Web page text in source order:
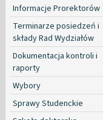
Informacje Prorektorów
Terminarze posiedzeń i
składy Rad Wydziałów
Dokumentacja kontroli i
raporty
Wybory
Sprawy Studenckie